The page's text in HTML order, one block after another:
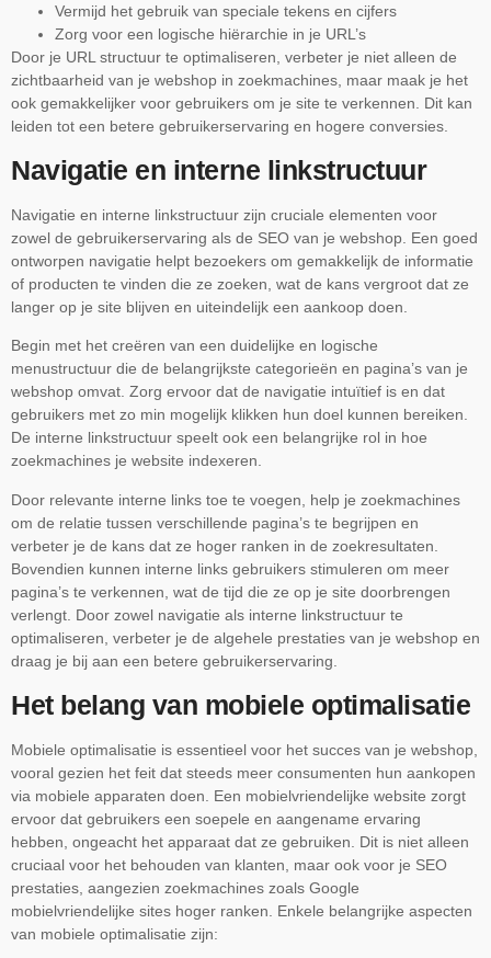
Vermijd het gebruik van speciale tekens en cijfers
Zorg voor een logische hiërarchie in je URL’s
Door je URL structuur te optimaliseren, verbeter je niet alleen de
zichtbaarheid van je webshop in zoekmachines, maar maak je het
ook gemakkelijker voor gebruikers om je site te verkennen. Dit kan
leiden tot een betere gebruikerservaring en hogere conversies.
Navigatie en interne linkstructuur
Navigatie en interne linkstructuur zijn cruciale elementen voor
zowel de gebruikerservaring als de SEO van je webshop. Een goed
ontworpen navigatie helpt bezoekers om gemakkelijk de informatie
of producten te vinden die ze zoeken, wat de kans vergroot dat ze
langer op je site blijven en uiteindelijk een aankoop doen.
Begin met het creëren van een duidelijke en logische
menustructuur die de belangrijkste categorieën en pagina’s van je
webshop omvat. Zorg ervoor dat de navigatie intuïtief is en dat
gebruikers met zo min mogelijk klikken hun doel kunnen bereiken.
De interne linkstructuur speelt ook een belangrijke rol in hoe
zoekmachines je website indexeren.
Door relevante interne links toe te voegen, help je zoekmachines
om de relatie tussen verschillende pagina’s te begrijpen en
verbeter je de kans dat ze hoger ranken in de zoekresultaten.
Bovendien kunnen interne links gebruikers stimuleren om meer
pagina’s te verkennen, wat de tijd die ze op je site doorbrengen
verlengt. Door zowel navigatie als interne linkstructuur te
optimaliseren, verbeter je de algehele prestaties van je webshop en
draag je bij aan een betere gebruikerservaring.
Het belang van mobiele optimalisatie
Mobiele optimalisatie is essentieel voor het succes van je webshop,
vooral gezien het feit dat steeds meer consumenten hun aankopen
via mobiele apparaten doen. Een mobielvriendelijke website zorgt
ervoor dat gebruikers een soepele en aangename ervaring
hebben, ongeacht het apparaat dat ze gebruiken. Dit is niet alleen
cruciaal voor het behouden van klanten, maar ook voor je SEO
prestaties, aangezien zoekmachines zoals Google
mobielvriendelijke sites hoger ranken. Enkele belangrijke aspecten
van mobiele optimalisatie zijn: